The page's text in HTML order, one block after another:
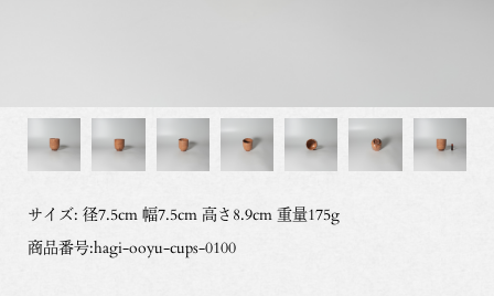
サイズ: 径7.5cm 幅7.5cm 高さ8.9cm 重量175g
商品番号:hagi-ooyu-cups-0100